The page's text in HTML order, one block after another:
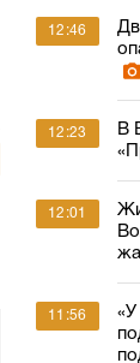
12:46
12:23
В
12:01
11:56